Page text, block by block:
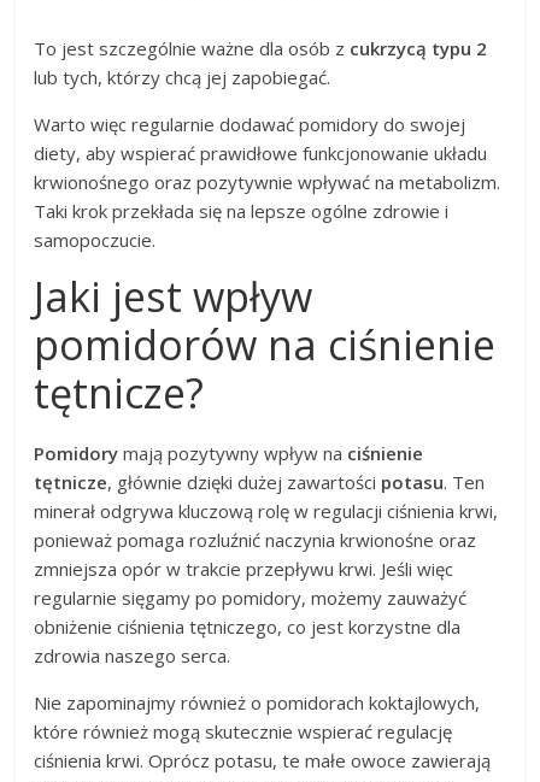
To jest szczególnie ważne dla osób z cukrzycą typu 2
lub tych, którzy chcą jej zapobiegać.
Warto więc regularnie dodawać pomidory do swojej
diety, aby wspierać prawidłowe funkcjonowanie układu
krwionośnego oraz pozytywnie wpływać na metabolizm.
Taki krok przekłada się na lepsze ogólne zdrowie i
samopoczucie.
Jaki jest wpływ
pomidorów na ciśnienie
tętnicze?
Pomidory mają pozytywny wpływ na ciśnienie
tętnicze, głównie dzięki dużej zawartości potasu. Ten
minerał odgrywa kluczową rolę w regulacji ciśnienia krwi,
ponieważ pomaga rozluźnić naczynia krwionośne oraz
zmniejsza opór w trakcie przepływu krwi. Jeśli więc
regularnie sięgamy po pomidory, możemy zauważyć
obniżenie ciśnienia tętniczego, co jest korzystne dla
zdrowia naszego serca.
Nie zapominajmy również o pomidorach koktajlowych,
które również mogą skutecznie wspierać regulację
ciśnienia krwi. Oprócz potasu, te małe owoce zawierają